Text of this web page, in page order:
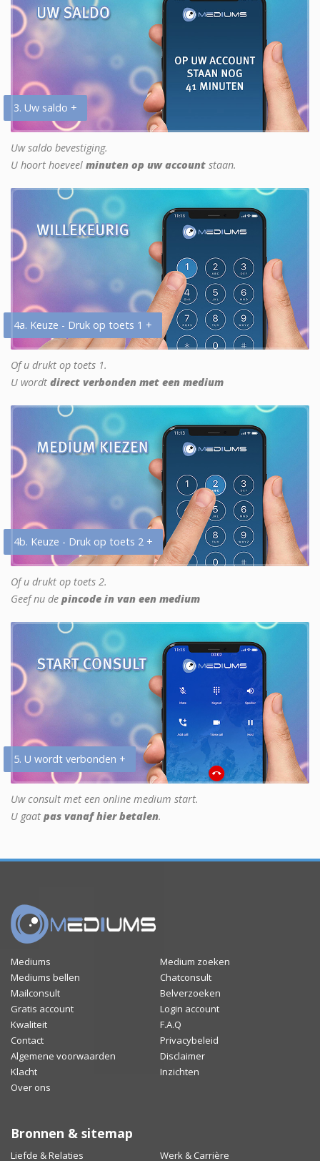
3. Uw saldo +
Uw saldo bevestiging.
U hoort hoeveel minuten op uw account staan.
4a. Keuze - Druk op toets 1 +
Of u drukt op toets 1.
U wordt direct verbonden met een medium
4b. Keuze - Druk op toets 2 +
Of u drukt op toets 2.
Geef nu de pincode in van een medium
5. U wordt verbonden +
Uw consult met een online medium start.
U gaat pas vanaf hier betalen.
Mediums
Medium zoeken
Mediums bellen
Chatconsult
Mailconsult
Belverzoeken
Gratis account
Login account
Kwaliteit
F.A.Q
Contact
Privacybeleid
Algemene voorwaarden
Disclaimer
Klacht
Inzichten
Over ons
Bronnen & sitemap
Liefde & Relaties Werk & Carrière